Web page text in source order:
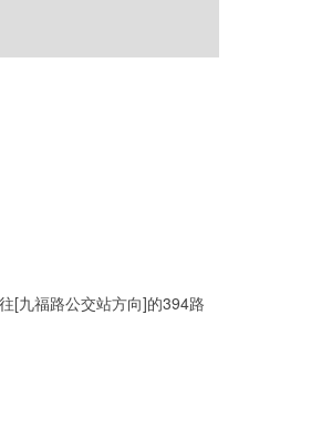
[九福路公交站方向]的394路